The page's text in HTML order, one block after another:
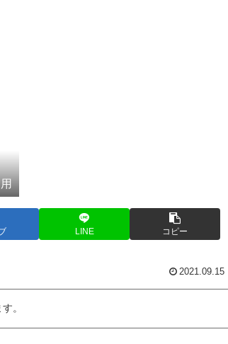
LINE コピー
2021.09.15
。